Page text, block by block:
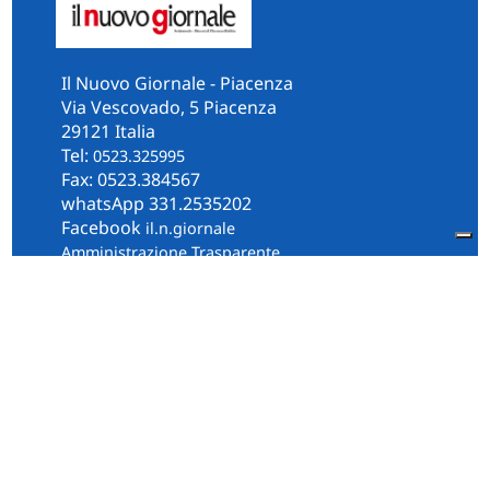
Il Nuovo Giornale - Piacenza
Via Vescovado, 5 Piacenza
29121 Italia
Tel: 0523.325995
Fax: 0523.384567
whatsApp 331.2535202
Facebook il.n.giornale
Amministrazione Trasparente